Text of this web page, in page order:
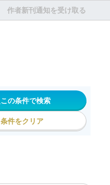
作者新刊通知を受け取る
この条件で検索
条件をクリア